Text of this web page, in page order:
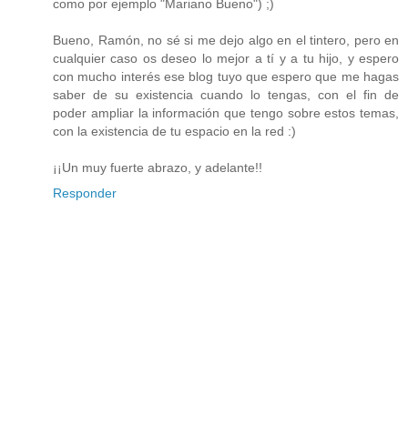
como por ejemplo "Mariano Bueno") ;)
Bueno, Ramón, no sé si me dejo algo en el tintero, pero en
cualquier caso os deseo lo mejor a tí y a tu hijo, y espero
con mucho interés ese blog tuyo que espero que me hagas
saber de su existencia cuando lo tengas, con el fin de
poder ampliar la información que tengo sobre estos temas,
con la existencia de tu espacio en la red :)
¡¡Un muy fuerte abrazo, y adelante!!
Responder